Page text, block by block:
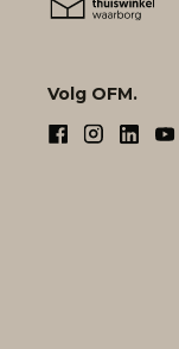
Volg OFM.